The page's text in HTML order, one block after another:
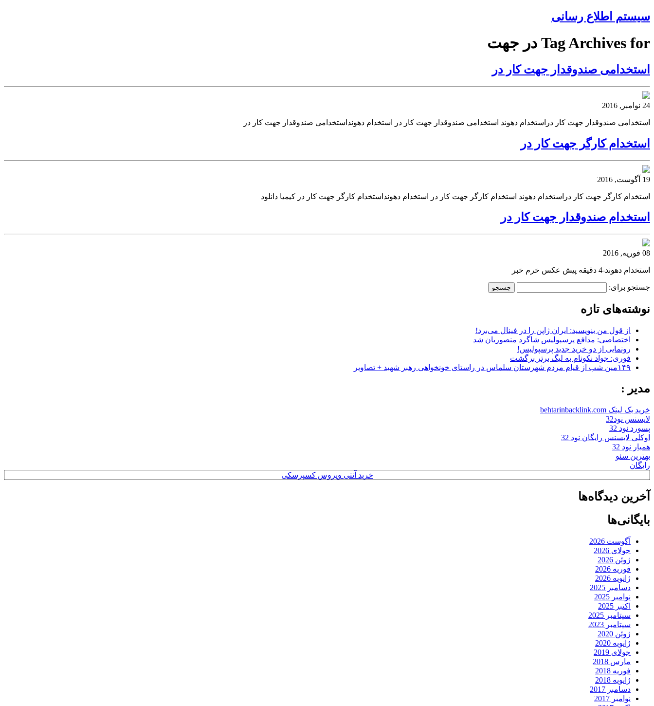
سیستم اطلاع رسانی
Tag Archives for در جهت
استخدامی صندوقدار جهت کار در
24 نوامبر, 2016
استخدامی صندوقدار جهت کار دراستخدام دهوند استخدامی صندوقدار جهت کار در استخدام دهونداستخدامی صندوقدار جهت کار در
استخدام کارگر جهت کار در
19 آگوست, 2016
استخدام کارگر جهت کار دراستخدام دهوند استخدام کارگر جهت کار در استخدام دهونداستخدام کارگر جهت کار در کیمیا دانلود
استخدام صندوقدار جهت کار در
08 فوریه, 2016
استخدام دهوند-4 دقیقه پیش عکس خرم خبر
جستجو برای:
نوشته‌های تازه
از قول من بنویسید: ایران ژاپن را در فینال می‌برد!
اختصاصی: مدافع پرسپولیس شاگرد منصوریان شد
رونمایی از دو خرید جدید پرسپولیس!
فوری: جواد نکونام به لیگ برتر برگشت
۱۴۹مین شب از قیام مردم شهرستان سلماس در راستای خونخواهی رهبر شهید + تصاویر
مدیر :
خرید بک لینک behtarinbacklink.com
لایسنس نود32
پسورد نود 32
اوکلی لایسنس رایگان نود 32
همیار نود 32
بهترین سئو
رایگان
خرید آنتی ویروس کسپرسکی
آخرین دیدگاه‌ها
بایگانی‌ها
آگوست 2026
جولای 2026
ژوئن 2026
فوریه 2026
ژانویه 2026
دسامبر 2025
نوامبر 2025
اکتبر 2025
سپتامبر 2025
سپتامبر 2023
ژوئن 2020
ژانویه 2020
جولای 2019
مارس 2018
فوریه 2018
ژانویه 2018
دسامبر 2017
نوامبر 2017